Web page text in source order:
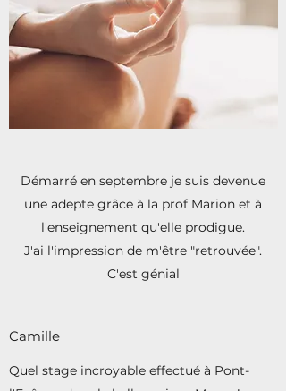
Démarré en septembre je suis devenue
une adepte grâce à la prof Marion et à
l'enseignement qu'elle prodigue.
J'ai l'impression de m'être "retrouvée".
C'est génial
Camille
Quel stage incroyable effectué à Pont-